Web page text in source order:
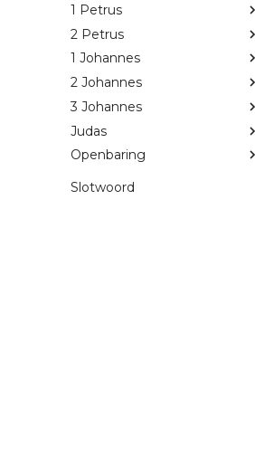
1 Petrus
2 Petrus
1 Johannes
2 Johannes
3 Johannes
Judas
Openbaring
Slotwoord